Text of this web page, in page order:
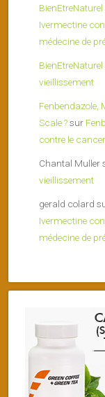
BienEtreNaturel
Ivermectine
médecine de
BienEtreNaturel
vieillissement
Fenbendazole,
Scale ?sur
contre le cancer
Chantal Muller
vieillissement
gerald colard
Ivermectine
médecine de